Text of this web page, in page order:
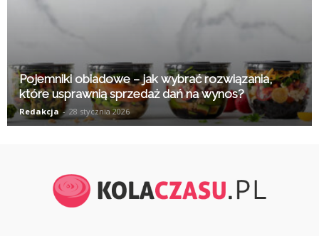
Pojemniki obiadowe – jak wybrać rozwiązania,
które usprawnią sprzedaż dań na wynos?
Redakcja - 28 stycznia 2026